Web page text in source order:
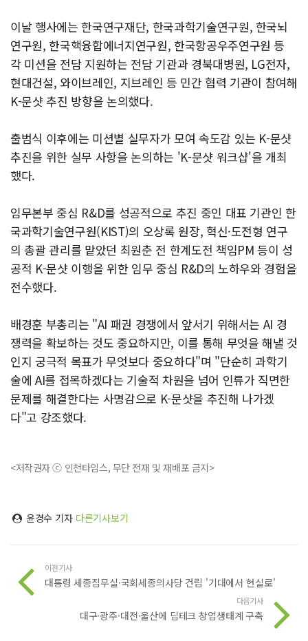
이날 행사에는 한국연구재단, 한국과학기술연구원, 한국뇌
연구원, 한국핵융합에너지연구원, 한국항공우주연구원 등
각 미션을 전담 지원하는 전담 기관과 경북대병원, LG전자,
현대건설, 와이브레인, 지브레인 등 민간 협력 기관이 참여해
K-문샷 추진 방향을 논의했다.
출범식 이후에는 미션별 실무자가 모여 속도감 있는 K-문샷
추진을 위한 실무 사항을 논의하는 'K-문샷 워크샵'을 개최
했다.
임무본부 중심 R&D를 성공적으로 추진 중인 대표 기관인 한
국과학기술연구원(KIST)의 오상록 원장, 혁신·도전형 연구
의 총괄 관리를 맡았던 최원춘 전 한계도전 책임PM 등이 성
공적 K-문샷 이행을 위한 임무 중심 R&D의 노하우와 경험을
전수했다.
배경훈 부총리는 "AI 패권 경쟁에서 앞서기 위해서는 AI 경
쟁력을 확보하는 것도 중요하지만, 이를 통해 무엇을 해낼 것
인지 궁극적 목표가 무엇보다 중요하다"며 "단순히 과학기
술에 AI를 접목하겠다는 기술적 차원을 넘어 인류가 직면한
문제를 해결한다는 사명감으로 K-문샷을 추진해 나가겠
다"고 강조했다.
<저작권자 ⓒ 인천타임스, 무단 전재 및 재배포 금지>
윤경수 기자 다른기사보기
이전기사
대통령 세종집무실·국회세종의사당 건립 '기대에서 현실로'
다음기사
대구·광주·대전·울산에 딥테크 창업생태계 구축